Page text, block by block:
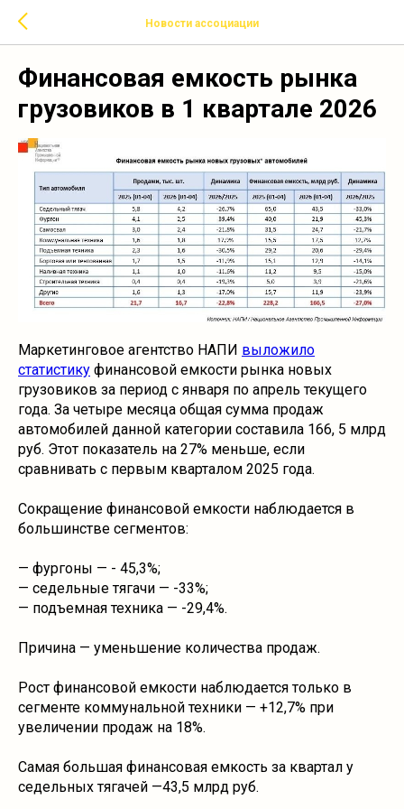
Новости ассоциации
Финансовая емкость рынка
грузовиков в 1 квартале 2026
Маркетинговое агентство НАПИ выложило
статистику финансовой емкости рынка новых
грузовиков за период с января по апрель текущего
года. За четыре месяца общая сумма продаж
автомобилей данной категории составила 166, 5 млрд
руб. Этот показатель на 27% меньше, если
сравнивать с первым кварталом 2025 года.
Сокращение финансовой емкости наблюдается в
большинстве сегментов:
— фургоны — - 45,3%;
— седельные тягачи — -33%;
— подъемная техника — -29,4%.
Причина — уменьшение количества продаж.
Рост финансовой емкости наблюдается только в
сегменте коммунальной техники — +12,7% при
увеличении продаж на 18%.
Самая большая финансовая емкость за квартал у
седельных тягачей —43,5 млрд руб.